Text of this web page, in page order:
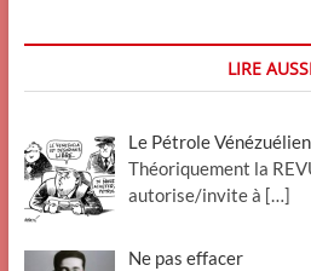
LIRE
Le Pétrole Vénézuélien
Théoriquement la
autorise/invite à […]
Ne pas effacer